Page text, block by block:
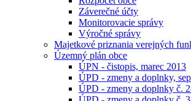
Záverečné účty
Monitorovacie správy
Výročné správy
Majetkové priznania verejných
Územný plán obce
ÚPN - čistopis, marec 2013
ÚPD - zmeny a doplnky,
ÚPD - zmeny a doplnky č.